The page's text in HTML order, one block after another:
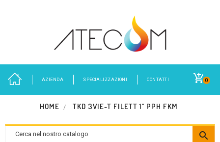
0
AZIENDA SPECIALIZZAZIONI CONTATTI
HOME TKD 3VIE-T FILETT 1" PPH FKM
